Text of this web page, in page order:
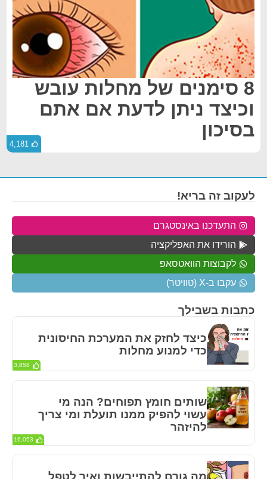
8 סימנים של מחלות עובש
וכיצד ניתן לדעת אם אתם
בסיכון
4,181
כתבות בשבילך
כיצד לחזק את המערכת החיסונית
כדי למנוע מחלות
3,858
שותים חומץ תפוחים? הנה מי
עשוי להפיק ממנו תועלת ומי צריך
להיזהר
16,053
מה גורם להתייבשות ואיך לטפל
לעקוב זה בריא!
התעדכנו באינסטגרם
הורידו את האפליקציה
לקבוצות הוואטסאפ
עקבו ב-X (טוויטר)